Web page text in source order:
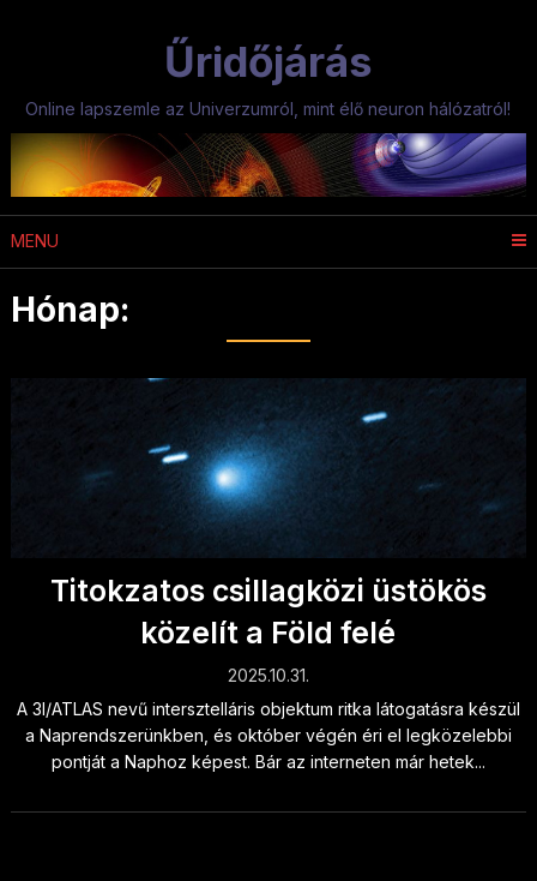
Űridőjárás
Online lapszemle az Univerzumról, mint élő neuron hálózatról!
MENU
Hónap:
Titokzatos csillagközi üstökös
közelít a Föld felé
2025.10.31.
A 3I/ATLAS nevű intersztelláris objektum ritka látogatásra készül
a Naprendszerünkben, és október végén éri el legközelebbi
pontját a Naphoz képest. Bár az interneten már hetek...